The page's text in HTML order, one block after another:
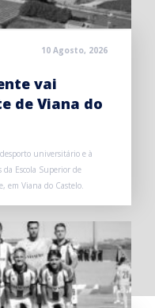
10 Agosto, 2026
vai
de Viana do
universitário e à
Escola Superior de
em Viana do Castelo.